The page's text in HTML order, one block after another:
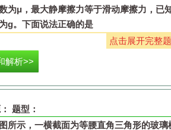
为μ ，最大静摩擦力等于滑动摩擦力，已
g。下面说法正确的是
，则金属杆在导轨上保持静止
点击展开完整
解析>>
题型：
所示，一横截面为等腰直角三角形的玻